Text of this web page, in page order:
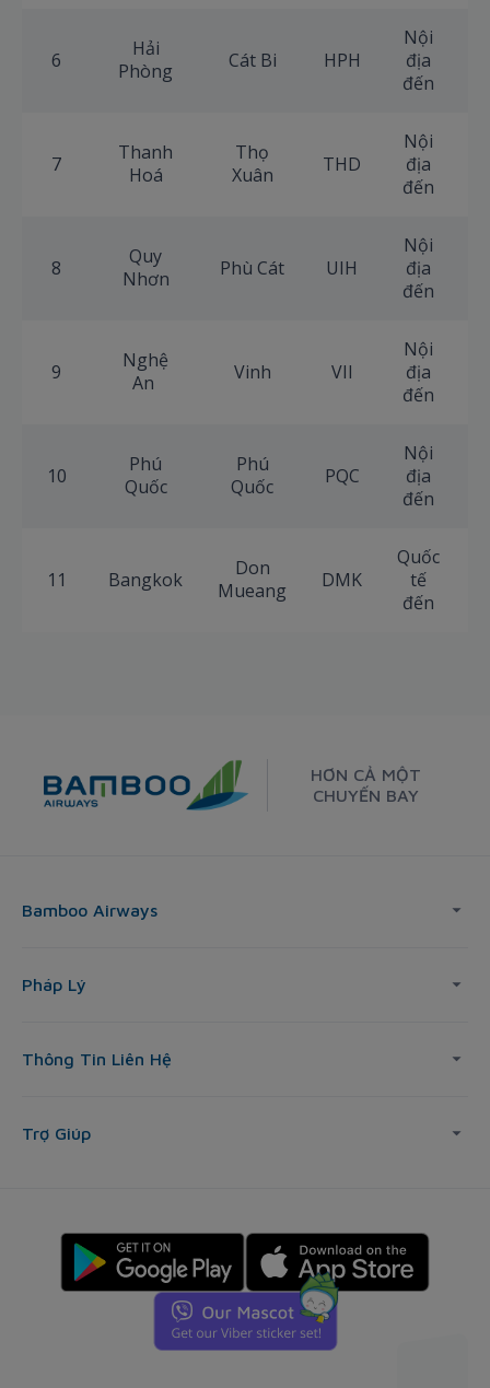
6
Hải
Phòng
Cát Bi HPH
Nội
địa
đến
7
Thanh
Hoá
Thọ
Xuân
THD
Nội
địa
đến
8
Quy
Nhơn
Phù Cát UIH
Nội
địa
đến
9
Nghệ
An
Vinh VII
Nội
địa
đến
10
Phú
Quốc
Phú
Quốc
PQC
Nội
địa
đến
11 Bangkok
Don
Mueang
DMK
Quốc
tế
đến
HƠN CẢ MỘT
CHUYẾN BAY
Bamboo Airways
Pháp Lý
Thông Tin Liên Hệ
Trợ Giúp